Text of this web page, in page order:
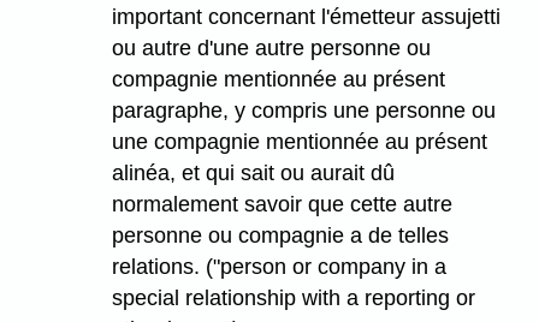
important concernant l'émetteur assujetti
ou autre d'une autre personne ou
compagnie mentionnée au présent
paragraphe, y compris une personne ou
une compagnie mentionnée au présent
alinéa, et qui sait ou aurait dû
normalement savoir que cette autre
personne ou compagnie a de telles
relations. ("person or company in a
special relationship with a reporting or